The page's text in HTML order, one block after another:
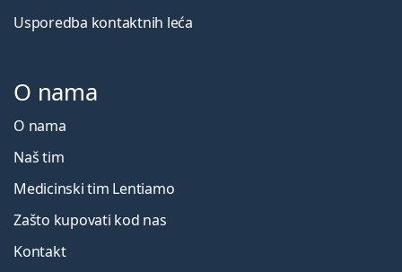
Usporedba kontaktnih leća
O nama
O nama
Naš tim
Medicinski tim Lentiamo
Zašto kupovati kod nas
Kontakt